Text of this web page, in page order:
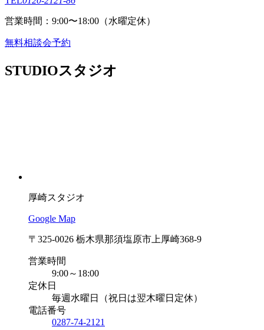
営業時間：9:00〜18:00（⽔曜定休）
無料相談会予約
STUDIOスタジオ
厚崎スタジオ
Google Map
〒325-0026 栃木県那須塩原市上厚崎368-9
営業時間
9:00～18:00
定休日
毎週水曜日（祝日は翌木曜日定休）
電話番号
0287-74-2121